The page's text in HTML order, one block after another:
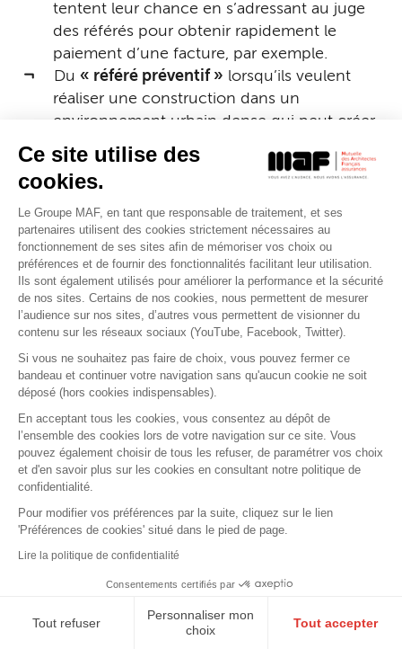
Ce site utilise des
cookies.
Le Groupe MAF, en tant que responsable de traitement, et ses
partenaires utilisent des cookies strictement nécessaires au
fonctionnement de ses sites afin de mémoriser vos choix ou
préférences et de fournir des fonctionnalités facilitant leur utilisation.
Ils sont également utilisés pour améliorer la performance et la sécurité
de nos sites. Certains de nos cookies, nous permettent de mesurer
l’audience sur nos sites, d’autres vous permettent de visionner du
contenu sur les réseaux sociaux (YouTube, Facebook, Twitter).
Si vous ne souhaitez pas faire de choix, vous pouvez fermer ce
bandeau et continuer votre navigation sans qu'aucun cookie ne soit
déposé (hors cookies indispensables).
En acceptant tous les cookies, vous consentez au dépôt de
l’ensemble des cookies lors de votre navigation sur ce site. Vous
pouvez également choisir de tous les refuser, de paramétrer vos choix
et d'en savoir plus sur les cookies en consultant notre politique de
confidentialité.
Pour modifier vos préférences par la suite, cliquez sur le lien
'Préférences de cookies' situé dans le pied de page.
Lire la politique de confidentialité
Consentements certifiés par
Tout refuser
Personnaliser mon
choix
Tout accepter
tentent leur chance en s’adressant au juge
des référés pour obtenir rapidement le
paiement d’une facture, par exemple.
Du « référé préventif » lorsqu’ils veulent
réaliser une construction dans un
environnement urbain dense qui peut créer
des désordres aux avoisinants. Ils
demandent au juge la désignation d’un
expert judiciaire pour réaliser une «
photographie » précise de ce qui existe
avant travaux de manière à ce qu’il soit
possible ultérieurement de faire la part entre
les éventuels désordres qui préexistaient et
ceux qui sont apparus avec les
travaux. Précision : la MAF n’ouvre pas de
pas de mise en cause de la responsabilité
de l’adhérent. En revanche, elle suggère à
ses adhérents de conseiller cette procédure
à leurs clients qui lancent des opérations
dans un environnement contraint (avec un
risque de dommage sur les avoisinants).
recourir au constat d’huissier (en cas de
rénovation d’un appartement dans une
généralement sous la dictée de l’architecte.